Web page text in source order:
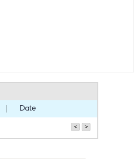
Date
< >